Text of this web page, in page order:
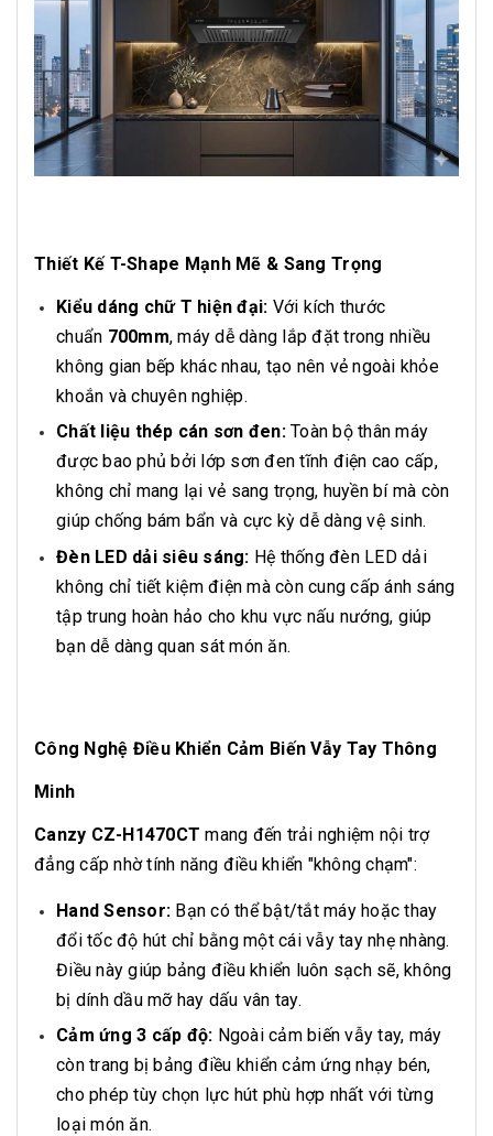
Thiết Kế T-Shape Mạnh Mẽ & Sang Trọng
Kiểu dáng chữ T hiện đại: Với kích thước
chuẩn 700mm, máy dễ dàng lắp đặt trong nhiều
không gian bếp khác nhau, tạo nên vẻ ngoài khỏe
khoắn và chuyên nghiệp.
Chất liệu thép cán sơn đen:Toàn bộ thân máy
được bao phủ bởi lớp sơn đen tĩnh điện cao cấp,
không chỉ mang lại vẻ sang trọng, huyền bí mà còn
giúp chống bám bẩn và cực kỳ dễ dàng vệ sinh.
Đèn LED dải siêu sáng: Hệ thống đèn LED dải
không chỉ tiết kiệm điện mà còn cung cấp ánh sáng
tập trung hoàn hảo cho khu vực nấu nướng, giúp
bạn dễ dàng quan sát món ăn.
Công Nghệ Điều Khiển Cảm Biến Vẫy Tay Thông
Minh
Canzy CZ-H1470CT mang đến trải nghiệm nội trợ
đẳng cấp nhờ tính năng điều khiển "không chạm":
Hand Sensor: Bạn có thể bật/tắt máy hoặc thay
đổi tốc độ hút chỉ bằng một cái vẫy tay nhẹ nhàng.
Điều này giúp bảng điều khiển luôn sạch sẽ, không
bị dính dầu mỡ hay dấu vân tay.
Cảm ứng 3 cấp độ: Ngoài cảm biến vẫy tay, máy
còn trang bị bảng điều khiển cảm ứng nhạy bén,
cho phép tùy chọn lực hút phù hợp nhất với từng
loại món ăn.